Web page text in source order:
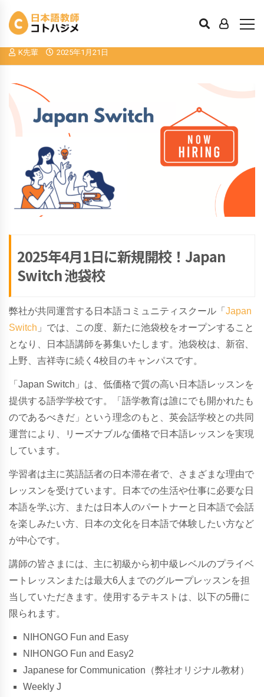
2025年4月1日に新規開校！Japan Switch
池袋校
K先輩 2025年1月21日
2025年4月1日に新規開校！Japan
Switch 池袋校
弊社が共同運営する日本語コミュニティスクール「 Japan
Switch 」では、この度、新たに池袋校をオープンすること
となり、日本語講師を募集いたします。池袋校は、新宿、
上野、吉祥寺に続く4校目のキャンパスです。
「Japan Switch」は、低価格で質の高い日本語レッスンを
提供する語学学校です。「語学教育は誰にでも開かれたも
のであるべきだ」という理念のもと、英会話学校との共同
運営により、リーズナブルな価格で日本語レッスンを実現
しています。
学習者は主に英語話者の日本滞在者で、さまざまな理由で
レッスンを受けています。日本での生活や仕事に必要な日
本語を学ぶ方、または日本人のパートナーと日本語で会話
を楽しみたい方、日本の文化を日本語で体験したい方など
が中心です。
講師の皆さまには、主に初級から初中級レベルのプライベ
ートレッスンまたは最大6人までのグループレッスンを担
当していただきます。使用するテキストは、以下の5冊に
限られます。
NIHONGO Fun and Easy
NIHONGO Fun and Easy2
Japanese for Communication（弊社オリジナル教材）
Weekly J